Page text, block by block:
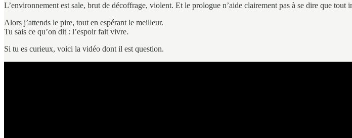
L’environnement est sale, brut de décoffrage, violent. Et le prologue n’aide clairement pas à se dire que tout
Alors j’attends le pire, tout en espérant le meilleur.
Tu sais ce qu’on dit : l’espoir fait vivre.
Si tu es curieux, voici la vidéo dont il est question.